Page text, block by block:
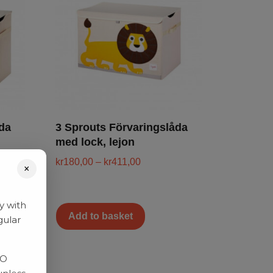
3 Sprouts Förvaringslåda
med lock, lejon
kr180,00 – kr411,00
Add to basket
×
with